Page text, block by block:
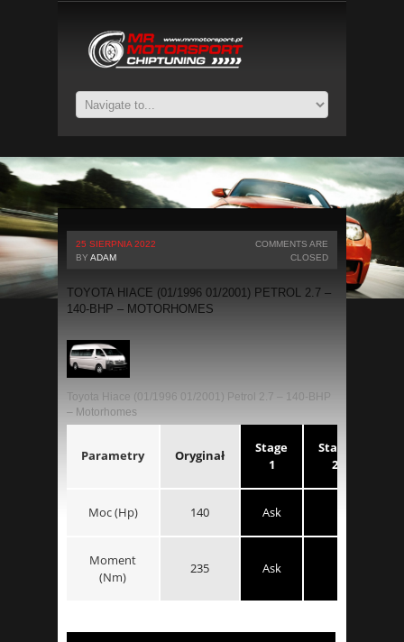
25 SIERPNIA 2022
BY ADAM
COMMENTS ARE
CLOSED
TOYOTA HIACE (01/1996 01/2001) PETROL 2.7 –
140-BHP – MOTORHOMES
Toyota Hiace (01/1996 01/2001) Petrol 2.7 – 140-BHP
– Motorhomes
Parametry Oryginał
Stage
1
Stage
2
Moc (Hp) 140 Ask
Moment
(Nm)
235 Ask